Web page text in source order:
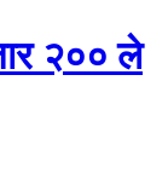
२०० ले